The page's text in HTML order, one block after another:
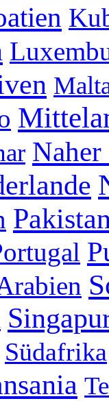
Naher
Südafrika